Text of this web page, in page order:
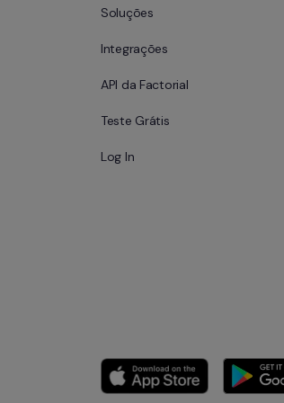
Soluções
Integrações
API da Factorial
Teste Grátis
Log In